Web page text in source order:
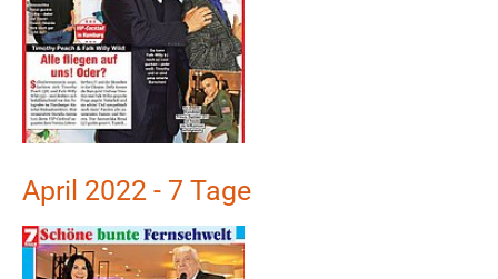
April 2022 - 7 Tage
Show larger version